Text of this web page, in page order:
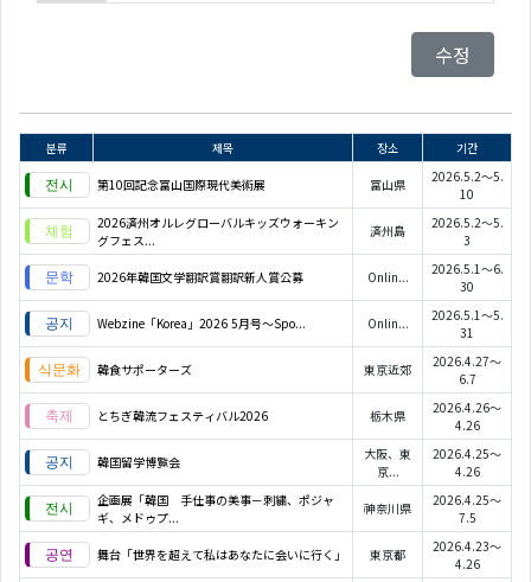
수정
분류 제목 장소 기간
第10回記念富山国際現代美術展 富山県
2026.5.2～5.
10
2026済州オルレグローバルキッズウォーキン
グフェス...
済州島
2026.5.2～5.
3
2026年韓国文学翻訳賞翻訳新人賞公募 Onlin...
2026.5.1～6.
30
Webzine「Korea」2026 5月号～Spo... Onlin...
2026.5.1～5.
31
韓食サポーターズ 東京近郊
2026.4.27～
6.7
とちぎ韓流フェスティバル2026 栃木県
2026.4.26～
4.26
韓国留学博覧会
大阪、東
京...
2026.4.25～
4.26
企画展「韓国 手仕事の美事－刺繍、ポジャ
ギ、メドゥプ...
神奈川県
2026.4.25～
7.5
舞台「世界を超えて私はあなたに会いに行く」 東京都
2026.4.23～
4.26